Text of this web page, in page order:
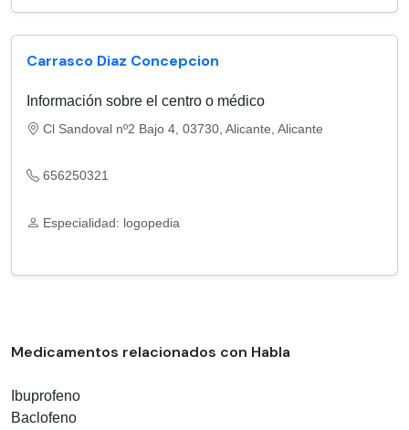
Carrasco Diaz Concepcion
Información sobre el centro o médico
Cl Sandoval nº2 Bajo 4, 03730, Alicante, Alicante
656250321
Especialidad: logopedia
Medicamentos relacionados con Habla
Ibuprofeno
Baclofeno